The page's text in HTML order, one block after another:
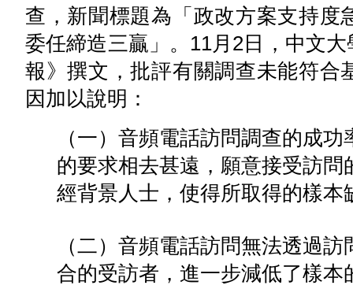
查，新聞標題為「政改方案支持度
委任締造三贏」。11月2日，中文
報》撰文，批評有關調查未能符合
因加以說明：
（一）音頻電話訪問調查的成
的要求相去甚遠，願意接受訪
經背景人士，使得所取得的樣本
（二）音頻電話訪問無法透過
合的受訪者，進一步減低了樣本